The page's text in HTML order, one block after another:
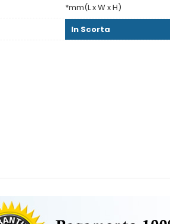
*mm(L x W x H)
In Scorta